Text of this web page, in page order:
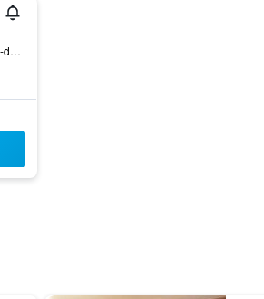
28 Rue Clemenceau, Boulogne-sur-Mer, Pas-de-Calais, Frankreich